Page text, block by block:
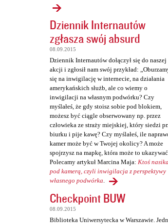
Dziennik Internautów
zgłasza swój absurd
08.09.2015
Dziennik Internautów dołączył się do naszej
akcji i zgłosił nam swój przykład:
się na inwigilację w internecie, na działania
amerykańskich służb, ale co wiemy o
inwigilacji na własnym podwórku? Czy
myślałeś, że gdy stoisz sobie pod blokiem,
możesz być ciągle obserwowany np. przez
człowieka ze straży miejskiej, który siedzi
biurku i pije kawę? Czy myślałeś, ile
kamer może być w Twojej okolicy? A może
spojrzysz na mapkę, która może to
Polecamy artykuł Marcina Maja: Ktoś
pod kamerą, czyli inwigilacja z perspektywy
własnego podwórka.
Checkpoint BUW
08.09.2015
Biblioteka Uniwersytecka w Warszawie.